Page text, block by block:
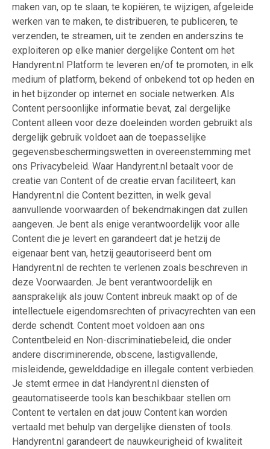
maken van, op te slaan, te kopiëren, te wijzigen, afgeleide
werken van te maken, te distribueren, te publiceren, te
verzenden, te streamen, uit te zenden en anderszins te
exploiteren op elke manier dergelijke Content om het
Handyrent.nl Platform te leveren en/of te promoten, in elk
medium of platform, bekend of onbekend tot op heden en
in het bijzonder op internet en sociale netwerken. Als
Content persoonlijke informatie bevat, zal dergelijke
Content alleen voor deze doeleinden worden gebruikt als
dergelijk gebruik voldoet aan de toepasselijke
gegevensbeschermingswetten in overeenstemming met
ons Privacybeleid. Waar Handyrent.nl betaalt voor de
creatie van Content of de creatie ervan faciliteert, kan
Handyrent.nl die Content bezitten, in welk geval
aanvullende voorwaarden of bekendmakingen dat zullen
aangeven. Je bent als enige verantwoordelijk voor alle
Content die je levert en garandeert dat je hetzij de
eigenaar bent van, hetzij geautoriseerd bent om
Handyrent.nl de rechten te verlenen zoals beschreven in
deze Voorwaarden. Je bent verantwoordelijk en
aansprakelijk als jouw Content inbreuk maakt op of de
intellectuele eigendomsrechten of privacyrechten van een
derde schendt. Content moet voldoen aan ons
Contentbeleid en Non-discriminatiebeleid, die onder
andere discriminerende, obscene, lastigvallende,
misleidende, gewelddadige en illegale content verbieden.
Je stemt ermee in dat Handyrent.nl diensten of
geautomatiseerde tools kan beschikbaar stellen om
Content te vertalen en dat jouw Content kan worden
vertaald met behulp van dergelijke diensten of tools.
Handyrent.nl garandeert de nauwkeurigheid of kwaliteit